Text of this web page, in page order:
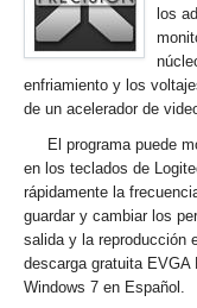
los
enfriamiento y los
de un acelerador de
El programa puede
en los teclados de
rápidamente la
guardar y cambiar los
salida y la reproducción
descarga gratuita
Windows 7 en Español.